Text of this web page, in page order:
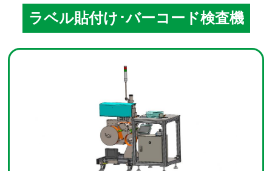
ラベル貼付け･バーコード検査機